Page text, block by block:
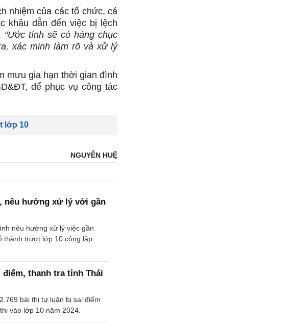
nhiệm của các tổ chức, cá
khâu dẫn đến việc bị lệch
“Ước tính sẽ có hàng chục
xác minh làm rõ và xử lý
mưu gia hạn thời gian đình
để phục vụ công tác
lớp 10
NGUYỄN HUỆ
nêu hướng xử lý với gần
nêu hướng xử lý việc gần
thành trượt lớp 10 công lập
điểm, thanh tra tỉnh Thái
bài thi tự luận bị sai điểm
vào lớp 10 năm 2024.